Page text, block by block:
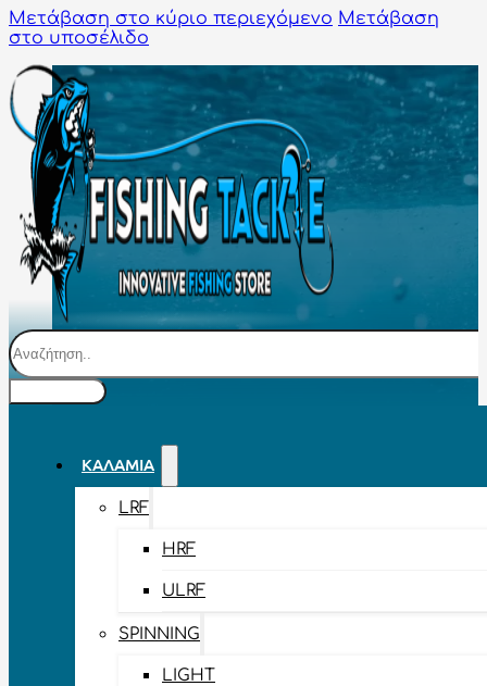
Μετάβαση στο κύριο περιεχόμενο Μετάβαση
στο υποσέλιδο
Αναζήτηση
ΚΑΛΆΜΙΑ
LRF
HRF
ULRF
SPINNING
LIGHT